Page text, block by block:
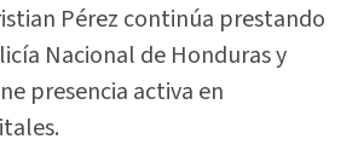
Pérez continúa prestando
Nacional de Honduras y
presencia activa en